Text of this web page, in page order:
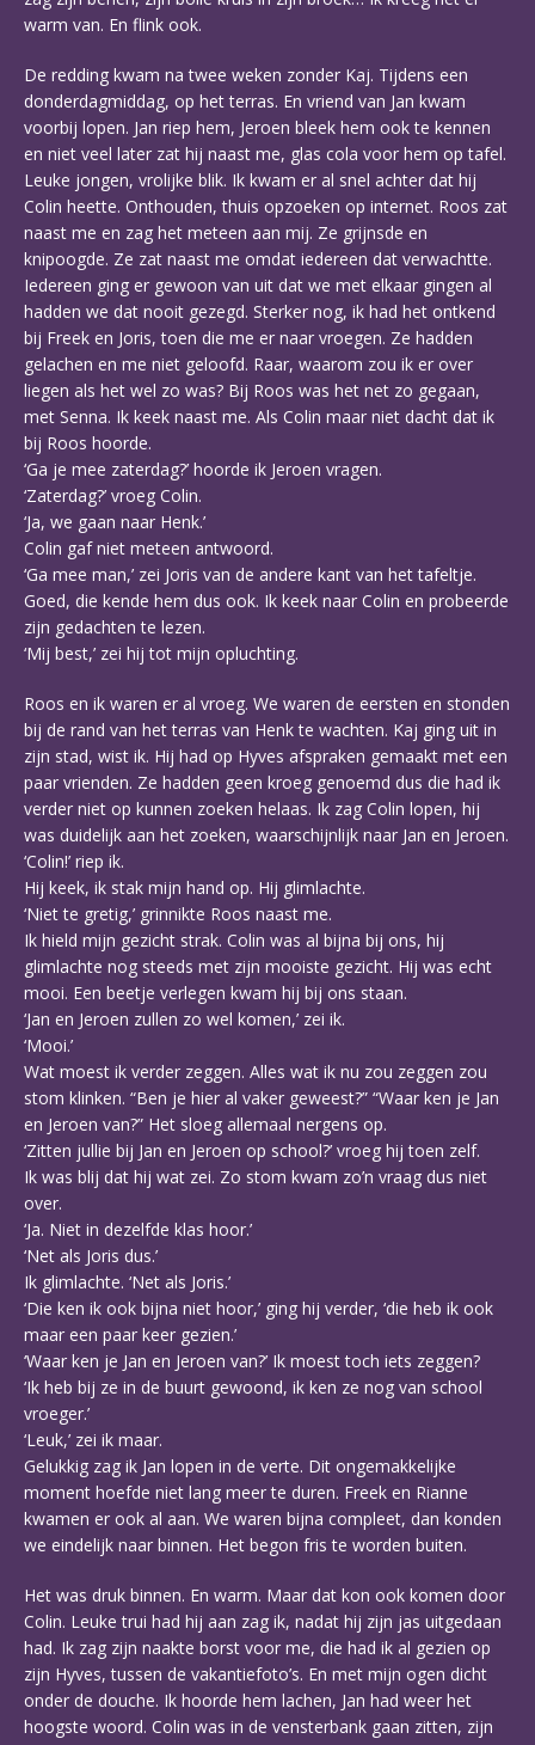
warm van. En flink ook.
De redding kwam na twee weken zonder Kaj. Tijdens een
donderdagmiddag, op het terras. En vriend van Jan kwam
voorbij lopen. Jan riep hem, Jeroen bleek hem ook te kennen
en niet veel later zat hij naast me, glas cola voor hem op tafel.
Leuke jongen, vrolijke blik. Ik kwam er al snel achter dat hij
Colin heette. Onthouden, thuis opzoeken op internet. Roos zat
naast me en zag het meteen aan mij. Ze grijnsde en
knipoogde. Ze zat naast me omdat iedereen dat verwachtte.
Iedereen ging er gewoon van uit dat we met elkaar gingen al
hadden we dat nooit gezegd. Sterker nog, ik had het ontkend
bij Freek en Joris, toen die me er naar vroegen. Ze hadden
gelachen en me niet geloofd. Raar, waarom zou ik er over
liegen als het wel zo was? Bij Roos was het net zo gegaan,
met Senna. Ik keek naast me. Als Colin maar niet dacht dat ik
bij Roos hoorde.
‘Ga je mee zaterdag?’ hoorde ik Jeroen vragen.
‘Zaterdag?’ vroeg Colin.
‘Ja, we gaan naar Henk.’
Colin gaf niet meteen antwoord.
‘Ga mee man,’ zei Joris van de andere kant van het tafeltje.
Goed, die kende hem dus ook. Ik keek naar Colin en probeerde
zijn gedachten te lezen.
‘Mij best,’ zei hij tot mijn opluchting.
Roos en ik waren er al vroeg. We waren de eersten en stonden
bij de rand van het terras van Henk te wachten. Kaj ging uit in
zijn stad, wist ik. Hij had op Hyves afspraken gemaakt met een
paar vrienden. Ze hadden geen kroeg genoemd dus die had ik
verder niet op kunnen zoeken helaas. Ik zag Colin lopen, hij
was duidelijk aan het zoeken, waarschijnlijk naar Jan en Jeroen.
‘Colin!’ riep ik.
Hij keek, ik stak mijn hand op. Hij glimlachte.
‘Niet te gretig,’ grinnikte Roos naast me.
Ik hield mijn gezicht strak. Colin was al bijna bij ons, hij
glimlachte nog steeds met zijn mooiste gezicht. Hij was echt
mooi. Een beetje verlegen kwam hij bij ons staan.
‘Jan en Jeroen zullen zo wel komen,’ zei ik.
‘Mooi.’
Wat moest ik verder zeggen. Alles wat ik nu zou zeggen zou
stom klinken. “Ben je hier al vaker geweest?” “Waar ken je Jan
en Jeroen van?” Het sloeg allemaal nergens op.
‘Zitten jullie bij Jan en Jeroen op school?’ vroeg hij toen zelf.
Ik was blij dat hij wat zei. Zo stom kwam zo’n vraag dus niet
over.
‘Ja. Niet in dezelfde klas hoor.’
‘Net als Joris dus.’
Ik glimlachte. ‘Net als Joris.’
‘Die ken ik ook bijna niet hoor,’ ging hij verder, ‘die heb ik ook
maar een paar keer gezien.’
‘Waar ken je Jan en Jeroen van?’ Ik moest toch iets zeggen?
‘Ik heb bij ze in de buurt gewoond, ik ken ze nog van school
vroeger.’
‘Leuk,’ zei ik maar.
Gelukkig zag ik Jan lopen in de verte. Dit ongemakkelijke
moment hoefde niet lang meer te duren. Freek en Rianne
kwamen er ook al aan. We waren bijna compleet, dan konden
we eindelijk naar binnen. Het begon fris te worden buiten.
Het was druk binnen. En warm. Maar dat kon ook komen door
Colin. Leuke trui had hij aan zag ik, nadat hij zijn jas uitgedaan
had. Ik zag zijn naakte borst voor me, die had ik al gezien op
zijn Hyves, tussen de vakantiefoto’s. En met mijn ogen dicht
onder de douche. Ik hoorde hem lachen, Jan had weer het
hoogste woord. Colin was in de vensterbank gaan zitten, zijn